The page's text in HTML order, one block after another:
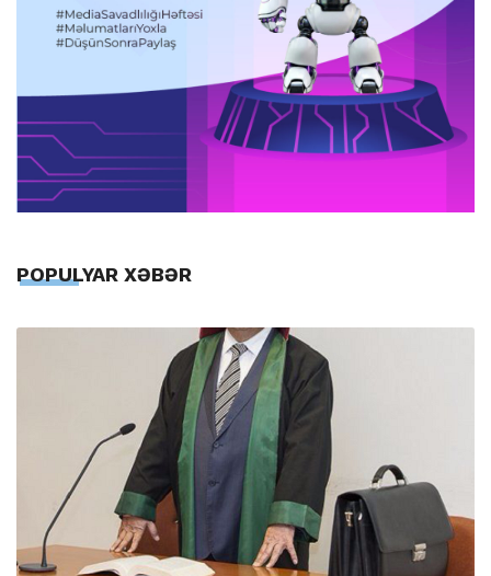
POPULYAR XƏBƏR